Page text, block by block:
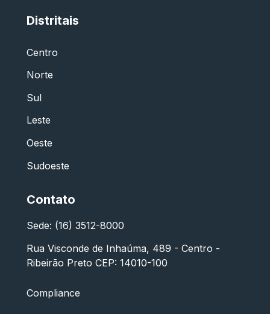
Distritais
Centro
Norte
Sul
Leste
Oeste
Sudoeste
Contato
Sede: (16) 3512-8000
Rua Visconde de Inhaúma, 489 - Centro -
Ribeirão Preto CEP: 14010-100
Compliance